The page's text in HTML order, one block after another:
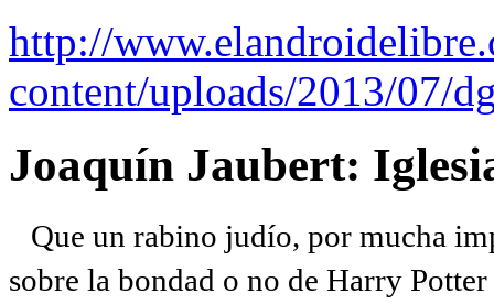
http://
content/uploads/2013/07/
Joaquín Jaubert:
Que un rabino judío, por mucha
sobre la bondad o no de Harry